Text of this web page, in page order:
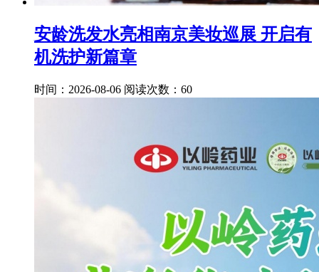
安龄洗发水亮相南京美妆巡展 开启有
机洗护新篇章
时间：2026-08-06 阅读次数：60